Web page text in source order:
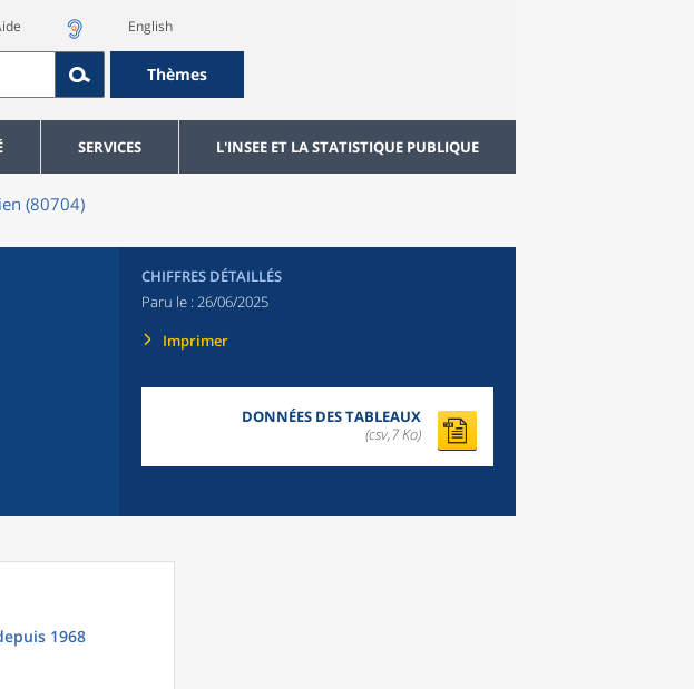
English
Thèmes
SERVICES L'INSEE ET LA STATISTIQUE PUBLIQUE
(80704)
CHIFFRES DÉTAILLÉS
Paru le : 26/06/2025
Imprimer
DONNÉES DES TABLEAUX
(csv,7 Ko)
1968